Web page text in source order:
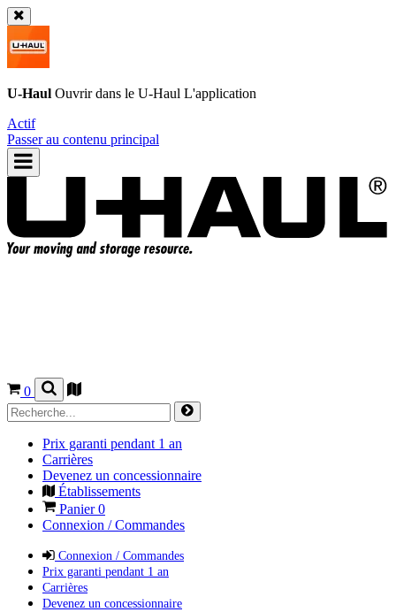
U-Haul Ouvrir dans le U-Haul L'application
Actif
Passer au contenu principal
0
Prix garanti pendant 1 an
Carrières
Devenez un concessionnaire
Établissements
Panier0
Connexion / Commandes
Connexion / Commandes
Prix garanti pendant 1 an
Carrières
Devenez un concessionnaire